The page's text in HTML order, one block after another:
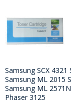
Samsung SCX
Samsung ML 2015
Samsung ML
Phaser 3125